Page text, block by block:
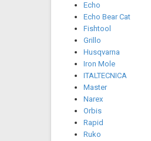
Echo
Echo Bear Cat
Fishtool
Grillo
Husqvarna
Iron Mole
ITALTECNICA
Master
Narex
Orbis
Rapid
Ruko